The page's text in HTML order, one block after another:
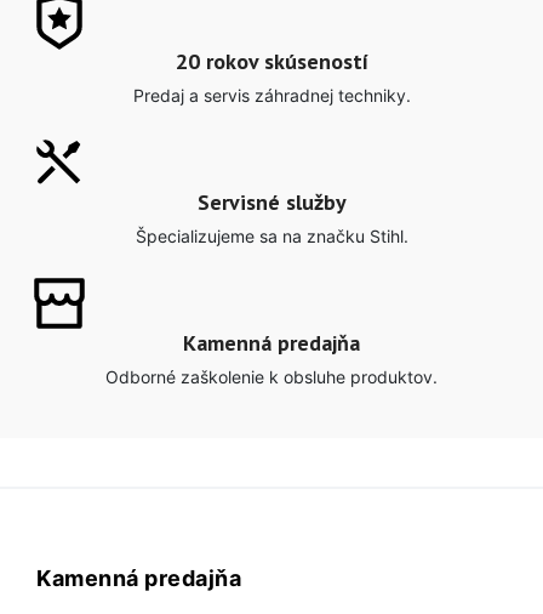
20 rokov skúseností
Predaj a servis záhradnej techniky.
Servisné služby
Špecializujeme sa na značku Stihl.
Kamenná predajňa
Odborné zaškolenie k obsluhe produktov.
Kamenná predajňa